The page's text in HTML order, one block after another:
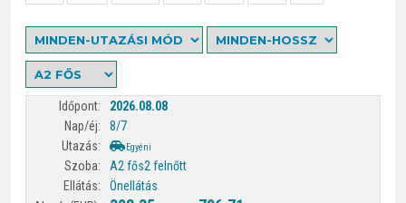
2026.08.08
8/7
Egyéni
A2 fős2 felnőtt
Önellátás